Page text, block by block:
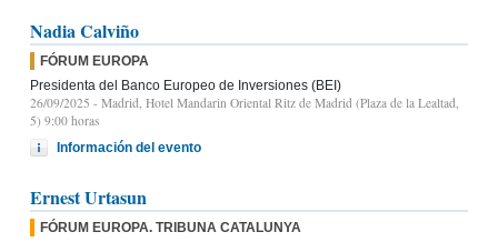
Nadia Calviño
FÓRUM EUROPA
Presidenta del Banco Europeo de Inversiones (BEI)
26/09/2025 - Madrid, Hotel Mandarin Oriental Ritz de Madrid (Plaza de la Lealtad,
5) 9:00 horas
Información del evento
Ernest Urtasun
FÓRUM EUROPA. TRIBUNA CATALUNYA